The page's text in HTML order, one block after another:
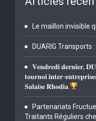
Le maillon invisible
DUARIG Transports
𝐕𝐞𝐧𝐝𝐫𝐞𝐝𝐢 𝐝𝐞𝐫𝐧𝐢𝐞𝐫,
𝐭𝐨𝐮𝐫𝐧𝐨𝐢 𝐢𝐧𝐭𝐞𝐫-
𝐒𝐚𝐥𝐚𝐢𝐬𝐞 𝐑𝐡𝐨𝐝𝐢𝐚.
Partenariats
Traitants Réguliers